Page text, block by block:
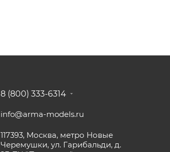
8 (800) 333-6314
info@arma-models.ru
117393, Москва, метро Новые
Черемушки, ул. Гарибальди, д.